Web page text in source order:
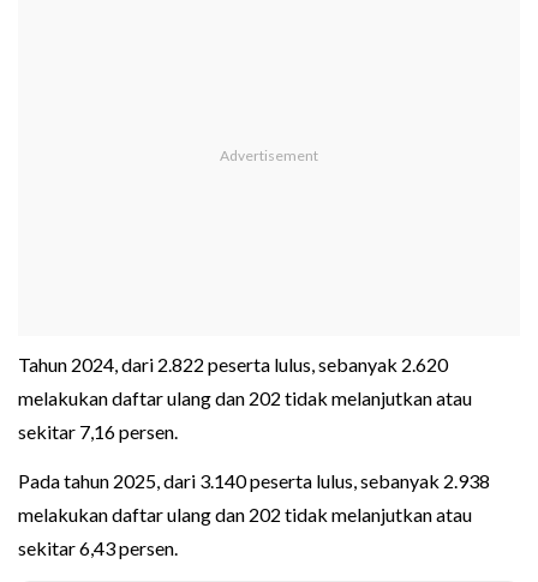
Tahun 2024, dari 2.822 peserta lulus, sebanyak 2.620
melakukan daftar ulang dan 202 tidak melanjutkan atau
sekitar 7,16 persen.
Pada tahun 2025, dari 3.140 peserta lulus, sebanyak 2.938
melakukan daftar ulang dan 202 tidak melanjutkan atau
sekitar 6,43 persen.